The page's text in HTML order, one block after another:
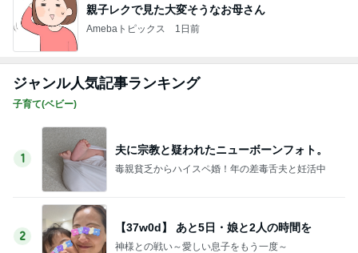
親子レクで見た大変そうなお母さん
Amebaトピックス 1日前
ジャンル人気記事ランキング
子育て(ベビー)
1
夫に宗教と疑われたニューボーンフォト。
毒親貧乏からハイスペ婚！年の差毒舌夫と妊活中
2
【37w0d】 あと5日・娘と2人の時間を
神様との戦い～愛しい息子をもう一度～